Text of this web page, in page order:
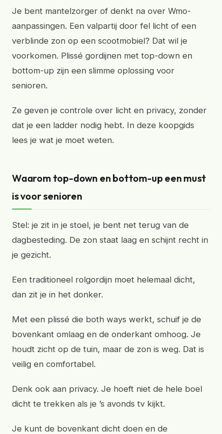
Je bent mantelzorger of denkt na over Wmo-
aanpassingen. Een valpartij door fel licht of een
verblinde zon op een scootmobiel? Dat wil je
voorkomen. Plissé gordijnen met top-down en
bottom-up zijn een slimme oplossing voor
senioren.
Ze geven je controle over licht en privacy, zonder
dat je een ladder nodig hebt. In deze koopgids
lees je wat je moet weten.
Waarom top-down en bottom-up een must
is voor senioren
Stel: je zit in je stoel, je bent net terug van de
dagbesteding. De zon staat laag en schijnt recht in
je gezicht.
Een traditioneel rolgordijn moet helemaal dicht,
dan zit je in het donker.
Met een plissé die both ways werkt, schuif je de
bovenkant omlaag en de onderkant omhoog. Je
houdt zicht op de tuin, maar de zon is weg. Dat is
veilig en comfortabel.
Denk ook aan privacy. Je hoeft niet de hele boel
dicht te trekken als je ’s avonds tv kijkt.
Je kunt de bovenkant dicht doen en de